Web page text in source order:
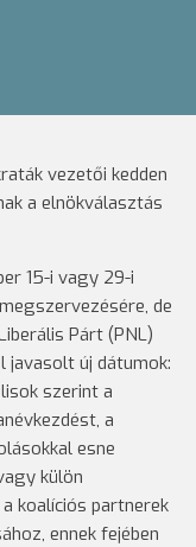
vezetői kedden
a elnökválasztás
15-i vagy 29-i
de
Párt (PNL)
javasolt új dátumok:
szerint a
a
esne
külön
koalíciós partnerek
ennek fejében